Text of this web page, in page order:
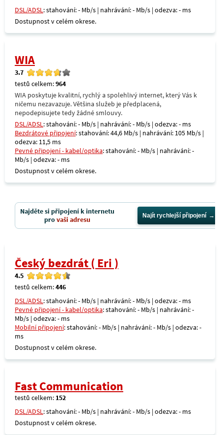
DSL/ADSL: stahování: - Mb/s | nahrávání: - Mb/s | odezva: - ms
Dostupnost v celém okrese.
WIA
3.7
testů celkem:964
WIA poskytuje kvalitní, rychlý a spolehlivý internet, který Vás k
ničemu nezavazuje. Většina služeb je předplacená,
nepodepisujete tedy žádné smlouvy.
DSL/ADSL: stahování: - Mb/s | nahrávání: - Mb/s | odezva: - ms
Bezdrátové připojení: stahování: 44,6 Mb/s | nahrávání: 105 Mb/s |
odezva: 11,5 ms
Pevné připojení - kabel/optika: stahování: - Mb/s | nahrávání: -
Mb/s | odezva: - ms
Dostupnost v celém okrese.
Najděte si připojení k internetu
provaši adresu Najít rychlejší připojení
Český bezdrát ( Eri )
4.5
testů celkem:446
DSL/ADSL: stahování: - Mb/s | nahrávání: - Mb/s | odezva: - ms
Pevné připojení - kabel/optika: stahování: - Mb/s | nahrávání: -
Mb/s | odezva: - ms
Mobilní připojení: stahování: - Mb/s | nahrávání: - Mb/s | odezva: -
ms
Dostupnost v celém okrese.
Fast Communication
testů celkem: 152
DSL/ADSL: stahování: - Mb/s | nahrávání: - Mb/s | odezva: - ms
Dostupnost v celém okrese.